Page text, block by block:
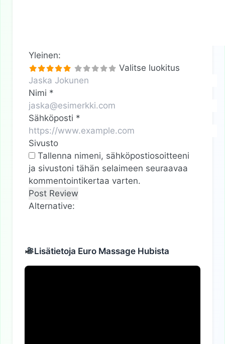
Yleinen:
Valitse luokitus
Nimi *
Sähköposti *
Sivusto
Tallenna nimeni, sähköpostiosoitteeni
ja sivustoni tähän selaimeen seuraavaa
kommentointikertaa varten.
Alternative:
Lisätietoja Euro Massage Hubista